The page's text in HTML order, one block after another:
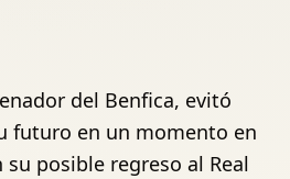
del Benfica, evitó
futuro en un momento en
su posible regreso al Real